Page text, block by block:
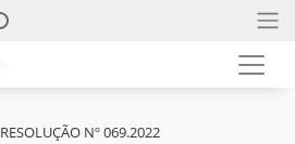
RESOLUÇÃO Nº 069.2022